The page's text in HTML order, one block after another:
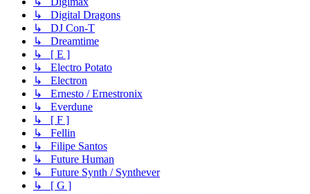
↳ Digital Dragons
↳ DJ Con-T
↳ Dreamtime
↳ [ E ]
↳ Electro Potato
↳ Electron
↳ Ernesto / Ernestronix
↳ Everdune
↳ [ F ]
↳ Fellin
↳ Filipe Santos
↳ Future Human
↳ Future Synth / Synthever
↳ [ G ]